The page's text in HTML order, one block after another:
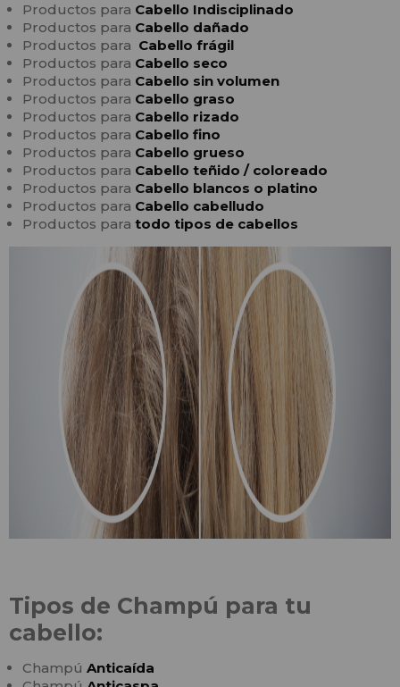
Productos para Cabello Indisciplinado
Productos para Cabello dañado
Productos para Cabello frágil
Productos para Cabello seco
Productos para Cabello sin volumen
Productos para Cabello graso
Productos para Cabello rizado
Productos para Cabello fino
Productos para Cabello grueso
Productos para Cabello teñido / coloreado
Productos para Cabello blancos o platino
Productos para Cabello cabelludo
Productos para todo tipos de cabellos
Tipos de Champú para tu
cabello:
Champú Anticaída